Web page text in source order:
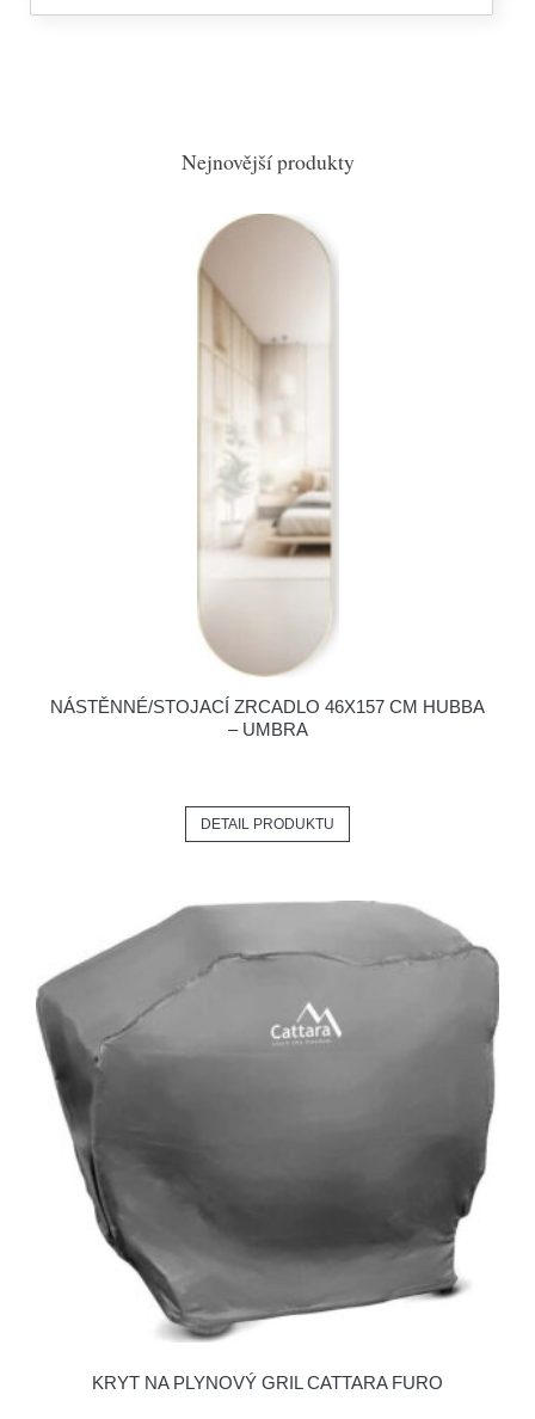
Nejnovější produkty
NÁSTĚNNÉ/STOJACÍ ZRCADLO 46X157 CM HUBBA
– UMBRA
DETAIL PRODUKTU
KRYT NA PLYNOVÝ GRIL CATTARA FURO